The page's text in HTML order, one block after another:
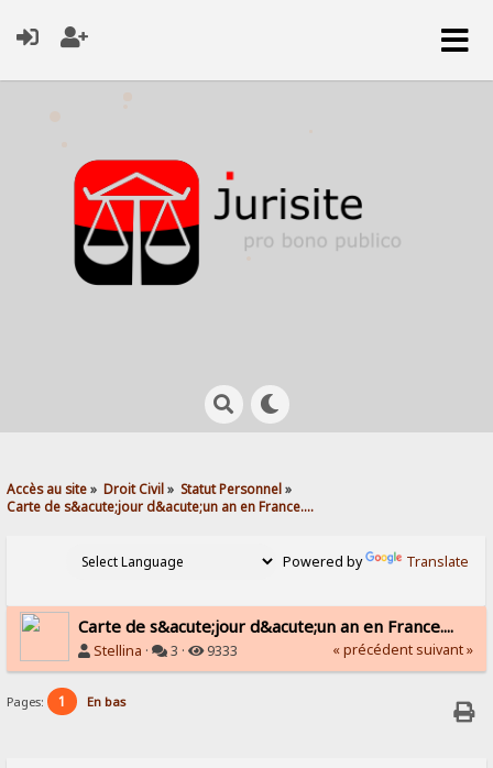
Accès au site» Droit Civil» Statut Personnel»
Carte de s&acute;jour d&acute;un an en France....
Powered by Translate
Carte de s&acute;jour d&acute;un an en France....
Stellina · 3 · 9333 « précédent suivant »
Pages: 1 En bas